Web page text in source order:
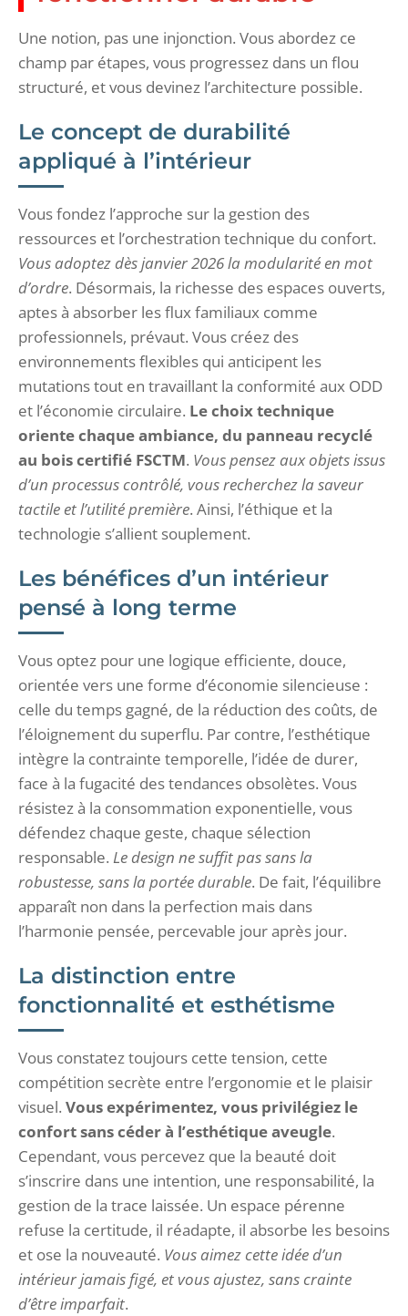
Une notion, pas une injonction. Vous abordez ce
champ par étapes, vous progressez dans un flou
structuré, et vous devinez l’architecture possible.
Le concept de durabilité
appliqué à l’intérieur
Vous fondez l’approche sur la gestion des
ressources et l’orchestration technique du confort.
Vous adoptez dès janvier 2026 la modularité en mot
d’ordre. Désormais, la richesse des espaces ouverts,
aptes à absorber les flux familiaux comme
professionnels, prévaut. Vous créez des
environnements flexibles qui anticipent les
mutations tout en travaillant la conformité aux ODD
et l’économie circulaire. Le choix technique
oriente chaque ambiance, du panneau recyclé
au bois certifié FSCTM. Vous pensez aux objets issus
d’un processus contrôlé, vous recherchez la saveur
tactile et l’utilité première. Ainsi, l’éthique et la
technologie s’allient souplement.
Les bénéfices d’un intérieur
pensé à long terme
Vous optez pour une logique efficiente, douce,
orientée vers une forme d’économie silencieuse :
celle du temps gagné, de la réduction des coûts, de
l’éloignement du superflu. Par contre, l’esthétique
intègre la contrainte temporelle, l’idée de durer,
face à la fugacité des tendances obsolètes. Vous
résistez à la consommation exponentielle, vous
défendez chaque geste, chaque sélection
responsable. Le design ne suffit pas sans la
robustesse, sans la portée durable. De fait, l’équilibre
apparaît non dans la perfection mais dans
l’harmonie pensée, percevable jour après jour.
La distinction entre
fonctionnalité et esthétisme
Vous constatez toujours cette tension, cette
compétition secrète entre l’ergonomie et le plaisir
visuel. Vous expérimentez, vous privilégiez le
confort sans céder à l’esthétique aveugle.
Cependant, vous percevez que la beauté doit
s’inscrire dans une intention, une responsabilité, la
gestion de la trace laissée. Un espace pérenne
refuse la certitude, il réadapte, il absorbe les besoins
et ose la nouveauté. Vous aimez cette idée d’un
intérieur jamais figé, et vous ajustez, sans crainte
d’être imparfait.